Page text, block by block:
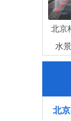
北京
水
北